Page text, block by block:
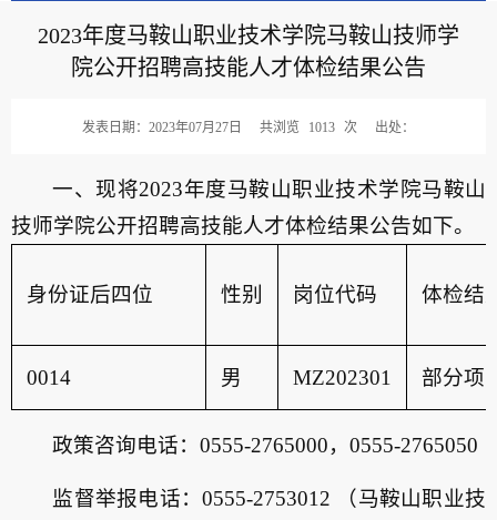
2023年度马鞍山职业技术学院马鞍山技师学
院公开招聘高技能人才体检结果公告
发表日期：2023年07月27日 共浏览 1013 次 出处：
一、现将2023年度马鞍山职业技术学院马鞍山
技师学院公开招聘高技能人才体检结果公告如下。
身份证后四位 性别 岗位代码 体检结
0014 男 MZ202301 部分项
政策咨询电话：0555-2765000，0555-2765050
监督举报电话：0555-2753012 （马鞍山职业技